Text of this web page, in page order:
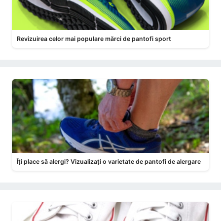
Revizuirea celor mai populare mărci de pantofi sport
Îți place să alergi? Vizualizați o varietate de pantofi de alergare